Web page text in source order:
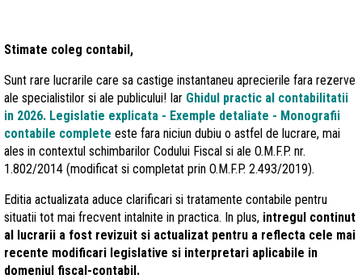
Stimate coleg contabil,
Sunt rare lucrarile care sa castige instantaneu aprecierile fara rezerve
ale specialistilor si ale publicului! Iar Ghidul practic al contabilitatii
in 2026. Legislatie explicata - Exemple detaliate - Monografii
contabile complete este fara niciun dubiu o astfel de lucrare, mai
ales in contextul schimbarilor Codului Fiscal si ale O.M.F.P. nr.
1.802/2014 (modificat si completat prin O.M.F.P. 2.493/2019).
Editia actualizata aduce clarificari si tratamente contabile pentru
situatii tot mai frecvent intalnite in practica. In plus, intregul continut
al lucrarii a fost revizuit si actualizat pentru a reflecta cele mai
recente modificari legislative si interpretari aplicabile in
domeniul fiscal-contabil.